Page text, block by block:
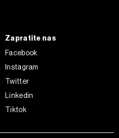
Zapratite nas
Facebook
Instagram
Twitter
Linkedin
Tiktok